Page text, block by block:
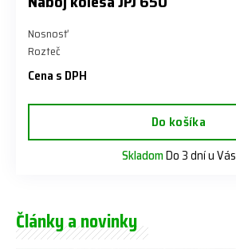
Nosnosť
Rozteč
Cena s DPH
Do košíka
SkladomDo 3 dní u Vás
Články a novinky